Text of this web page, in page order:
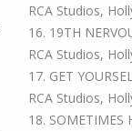
RCA Studios,
16. 19TH
RCA Studios,
17. GET
RCA Studios,
18. SOMETIMES